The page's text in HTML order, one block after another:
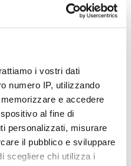
i vostri dati
numero IP, utilizzando
e accedere
al fine di
personalizzati, misurare
il pubblico e sviluppare
scegliere chi utilizza i
l’angoscia
il senso di
i più celebri al
la sua
esistenziale. La
spettrale e
la testimonianza